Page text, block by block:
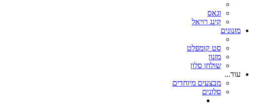
וגאס
קינג רויאל
מזנונים
סט קומפלט
מזנון
שולחן סלון
עוד...
מבצעים מיוחדים
סלונים